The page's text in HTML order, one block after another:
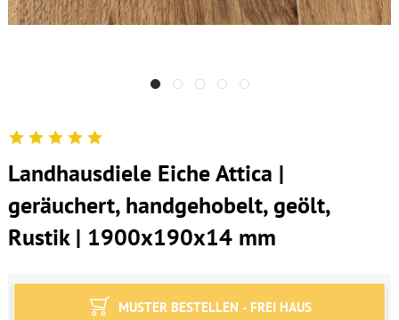
Landhausdiele Eiche Attica |
geräuchert, handgehobelt, geölt,
Rustik | 1900x190x14 mm
MUSTER BESTELLEN - FREI HAUS